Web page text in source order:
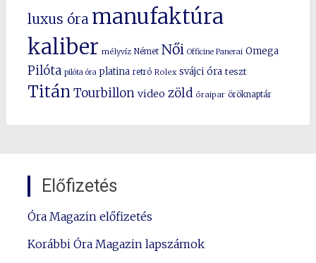
luxus óra manufaktúra
kaliber mélyvíz Német Női Officine Panerai Omega
Pilóta pilóta óra platina retró Rolex svájci óra teszt
Titán Tourbillon video zöld óraipar öröknaptár
Előfizetés
Óra Magazin előfizetés
Korábbi Óra Magazin lapszámok